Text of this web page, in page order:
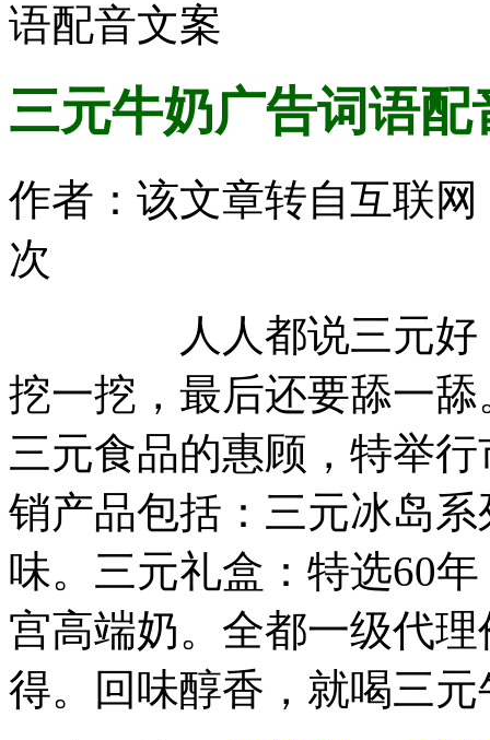
语配音文案
三元牛奶广告词语配
作者：该文章转自互联网
次
人人都说三元好
挖一挖，最后还要舔一
三元食品的惠顾，特举
销产品包括：三元冰岛
味。三元礼盒：特选60
宫高端奶。全都一级代
得。回味醇香，就喝三元